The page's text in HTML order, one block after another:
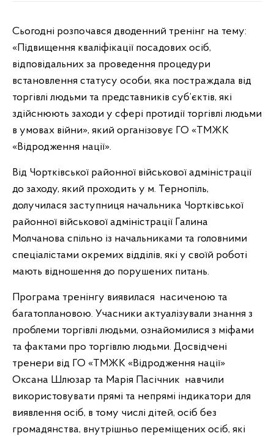
Сьогодні розпочався дводенний тренінг на тему:
«Підвищення кваліфікації посадових осіб,
відповідальних за проведення процедури
встановлення статусу особи, яка постраждала від
торгівлі людьми та представників суб’єктів, які
здійснюють заходи у сфері протидії торгівлі людьми
в умовах війни», який організовує ГО «ТМЖК
«Відродження нації».
Від Чортківської районної військової адміністрації
до заходу, який проходить у м. Тернопіль,
долучилася заступниця начальника Чортківської
районної військової адміністрації Галина
Молчанова спільно із начальниками та головними
спеціалістами окремих відділів, які у своїй роботі
мають відношення до порушених питань.
Програма тренінгу виявилася насиченою та
багатоплановою. Учасники актуалізували знання з
проблеми торгівлі людьми, ознайомилися з міфами
та фактами про торгівлю людьми. Досвідчені
тренери від ГО «ТМЖК «Відродження нації»
Оксана Шлюзар та Марія Пасічник навчили
використовувати прямі та непрямі індикатори для
виявлення осіб, в тому числі дітей, осіб без
громадянства, внутрішньо переміщених осіб, які